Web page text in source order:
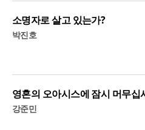
소명자로 살고 있는가?
박진호
영혼의 오아시스에 잠시 머무십
강준민